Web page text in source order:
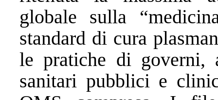
globale sulla
standard di cura
le pratiche di governi,
sanitari pubblici e